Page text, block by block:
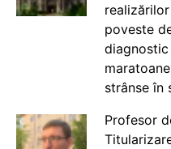
poveste
strânse în
Profesor